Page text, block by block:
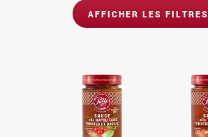
AFFICHER LES FILTRES